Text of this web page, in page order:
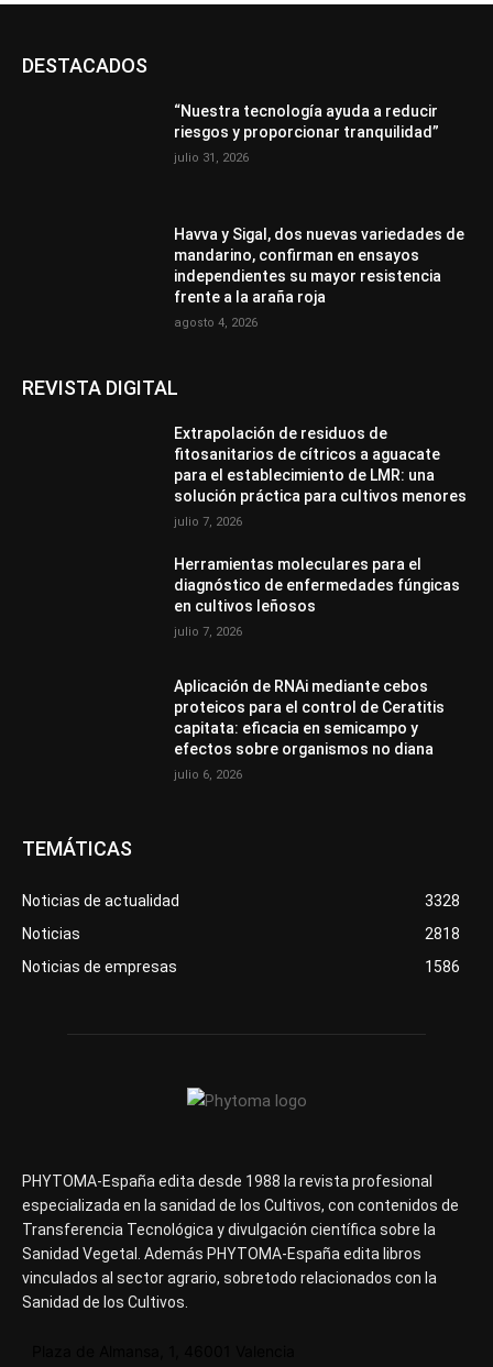
DESTACADOS
“Nuestra tecnología ayuda a reducir
riesgos y proporcionar tranquilidad”
julio 31, 2026
Havva y Sigal, dos nuevas variedades de
mandarino, confirman en ensayos
independientes su mayor resistencia
frente a la araña roja
agosto 4, 2026
REVISTA DIGITAL
Extrapolación de residuos de
fitosanitarios de cítricos a aguacate
para el establecimiento de LMR: una
solución práctica para cultivos menores
julio 7, 2026
Herramientas moleculares para el
diagnóstico de enfermedades fúngicas
en cultivos leñosos
julio 7, 2026
Aplicación de RNAi mediante cebos
proteicos para el control de Ceratitis
capitata: eficacia en semicampo y
efectos sobre organismos no diana
julio 6, 2026
TEMÁTICAS
Noticias de actualidad
3328
Noticias
2818
Noticias de empresas
1586
PHYTOMA-España edita desde 1988 la revista profesional
especializada en la sanidad de los Cultivos, con contenidos de
Transferencia Tecnológica y divulgación científica sobre la
Sanidad Vegetal. Además PHYTOMA-España edita libros
vinculados al sector agrario, sobretodo relacionados con la
Sanidad de los Cultivos.